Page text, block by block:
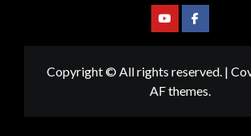
YoutubeFacebook
Copyright © All rights reserved. |
AF themes.